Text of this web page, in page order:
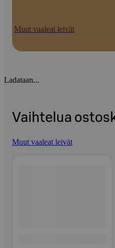
Muut vaaleat leivät
Ladataan...
Vaihtelua
Muut vaaleat leivät